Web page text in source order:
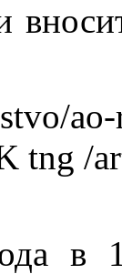
tng /
в